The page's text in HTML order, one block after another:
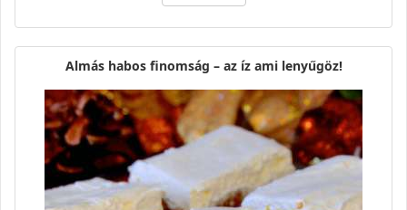
Almás habos finomság – az íz ami lenyűgöz!